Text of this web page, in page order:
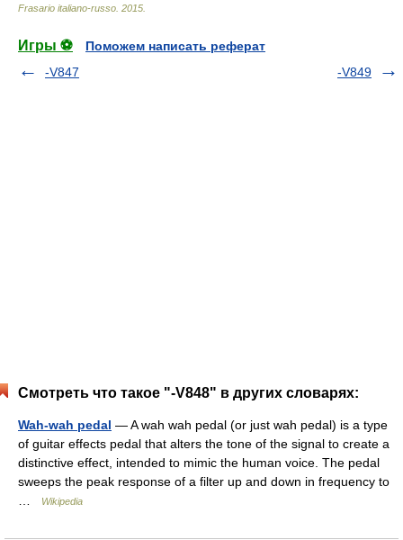
Frasario italiano-russo 2015
Игры ⚽
Поможем написать реферат
-V847
-V849
Смотреть что такое "-V848" в других словарях:
Wah-wah pedal — A wah wah pedal (or just wah pedal) is a type
of guitar effects pedal that alters the tone of the signal to create a
distinctive effect, intended to mimic the human voice. The pedal
sweeps the peak response of a filter up and down in frequency to
Wikipedia